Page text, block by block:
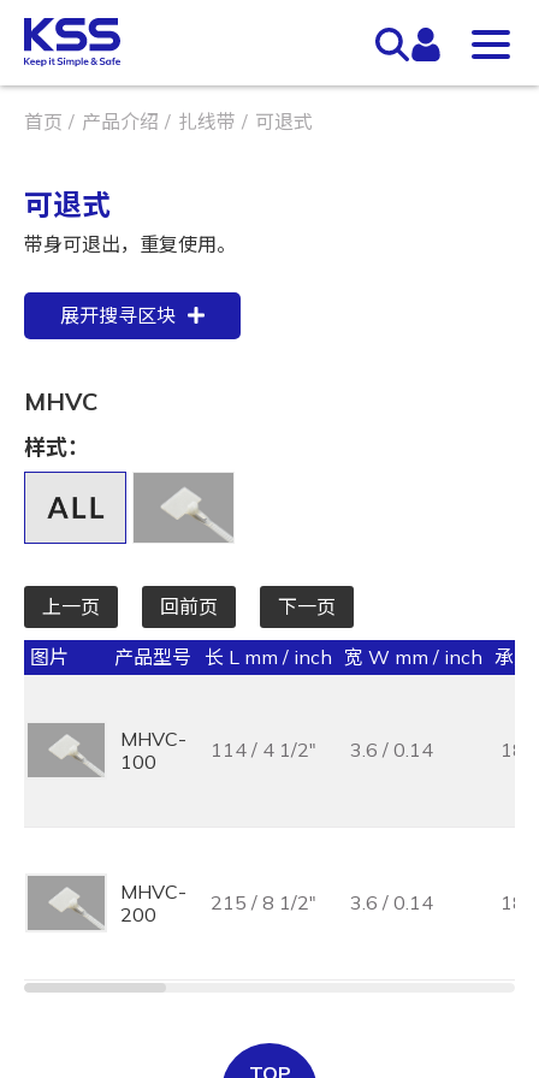
首页 产品介绍 扎线带 可退式
可退式
带身可退出，重复使用。
展开搜寻区块
MHVC
样式：
上一页 回前页 下一页
图片 产品型号 长 L mm / inch 宽 W mm / inch 承
MHVC-
100
114 / 4 1/2" 3.6 / 0.14 18
MHVC-
200
215 / 8 1/2" 3.6 / 0.14 18